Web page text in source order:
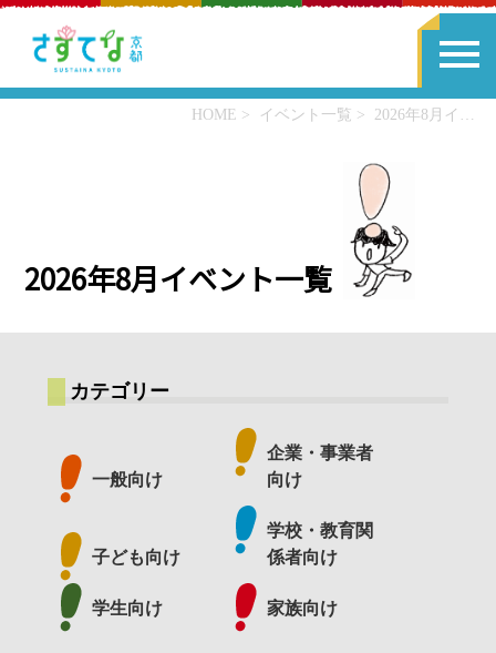
HOME イベント一覧
2026年8月イベント一覧
カテゴリー
一般向け
企業・事業者
向け
子ども向け
学校・教育関
係者向け
学生向け 家族向け